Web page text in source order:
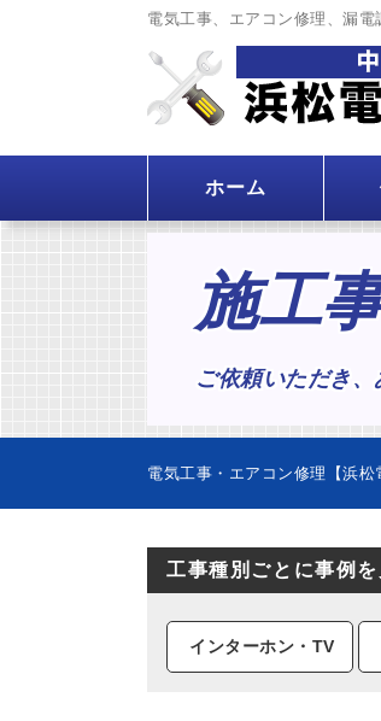
電気工事、エアコン修理、漏
ホーム
施工
ご依頼いただき
電気工事・エアコン修理【浜
工事種別ごとに事例を
インターホン・TV